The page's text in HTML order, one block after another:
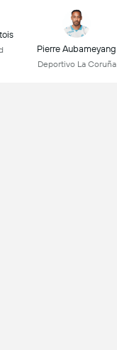
Pierre Aubameyang
Deportivo La Coruña